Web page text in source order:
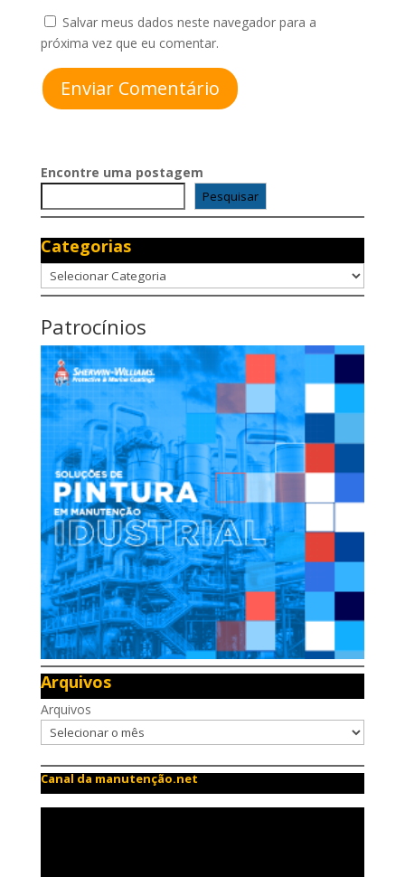
Salvar meus dados neste navegador para a
próxima vez que eu comentar.
Enviar Comentário
Encontre uma postagem
Pesquisar
Categorias
Categorias
Patrocínios
Arquivos
Arquivos
Canal da manutenção.net